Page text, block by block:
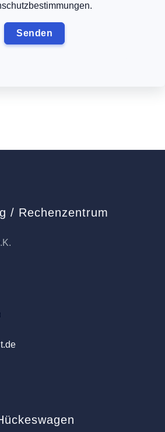
/ Rechenzentrum